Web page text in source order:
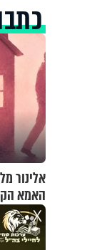
אלינור
האמא
X